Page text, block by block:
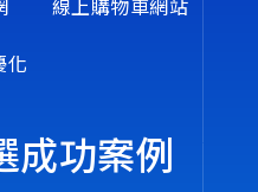
線上購物車網站
化
成功案例